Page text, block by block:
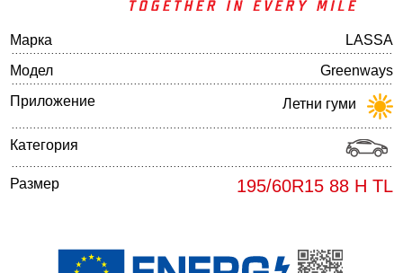
Марка
LASSA
Модел
Greenways
Приложение
Летни гуми
Категория
Размер 195/60R15 88 H TL